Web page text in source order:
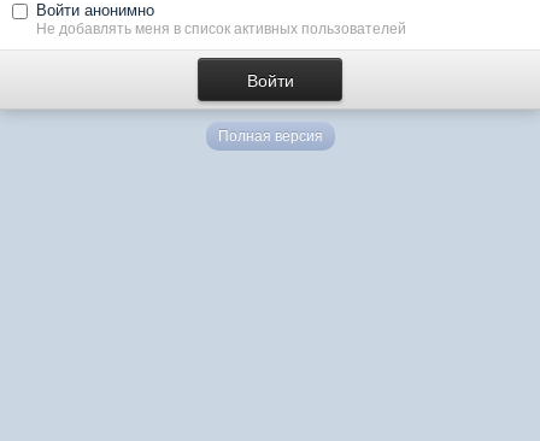
Войти анонимно
Не добавлять меня в список активных пользователей
Полная версия